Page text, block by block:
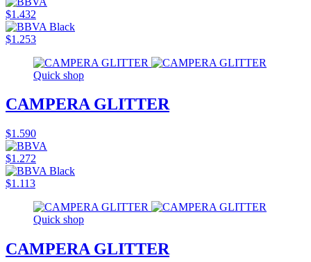
$1.432
$1.253
Quick shop
CAMPERA GLITTER
$1.590
$1.272
$1.113
Quick shop
CAMPERA GLITTER